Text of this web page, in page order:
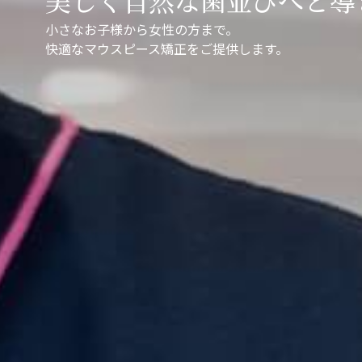
小さなお子様から女性の方まで。
快適なマウスピース矯正をご提供します。